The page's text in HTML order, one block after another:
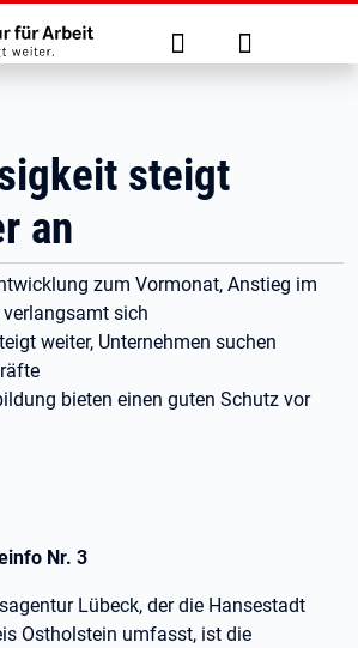
springen
Suche Anmelden
steigt
an
zum Vormonat, Anstieg im
sich
weiter, Unternehmen suchen
bieten einen guten Schutz vor
Nr. 3
Lübeck, der die Hansestadt
Ostholstein umfasst, ist die